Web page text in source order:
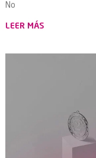
No
LEER MÁS